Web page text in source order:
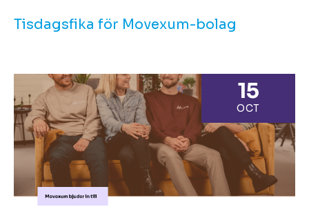
Tisdagsfika för Movexum-bolag
15
OCT